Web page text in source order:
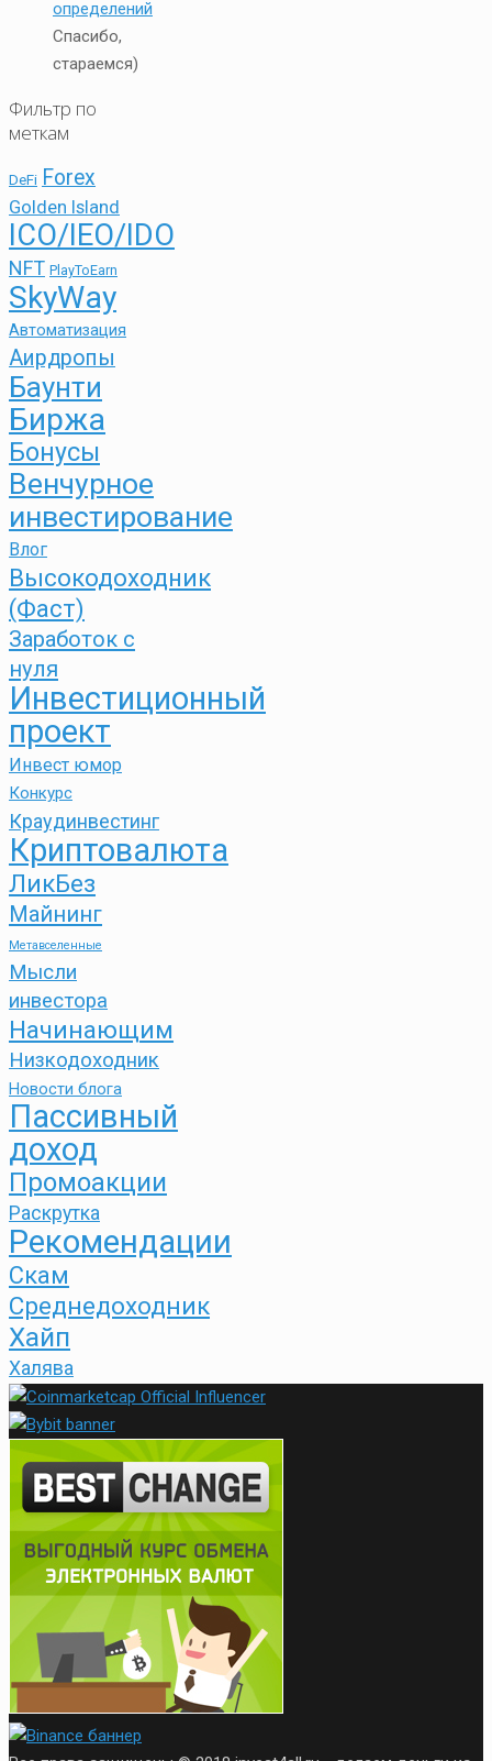
определений
Спасибо,
стараемся)
Фильтр по
меткам
DeFi Forex
Golden Island
ICO/IEO/IDO
NFT PlayToEarn
SkyWay
Автоматизация
Аирдропы
Баунти
Биржа
Бонусы
Венчурное
инвестирование
Влог
Высокодоходник
(Фаст)
Заработок с
нуля
Инвестиционный
проект
Инвест юмор
Конкурс
Краудинвестинг
Криптовалюта
ЛикБез
Майнинг
Метавселенные
Мысли
инвестора
Начинающим
Низкодоходник
Новости блога
Пассивный
доход
Промоакции
Раскрутка
Рекомендации
Скам
Среднедоходник
Хайп
Халява